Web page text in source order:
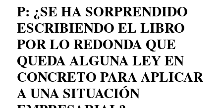
P: ¿SE HA SORPRENDIDO
ESCRIBIENDO EL LIBRO
POR LO REDONDA QUE
QUEDA ALGUNA LEY EN
CONCRETO PARA APLICAR
A UNA SITUACIÓN